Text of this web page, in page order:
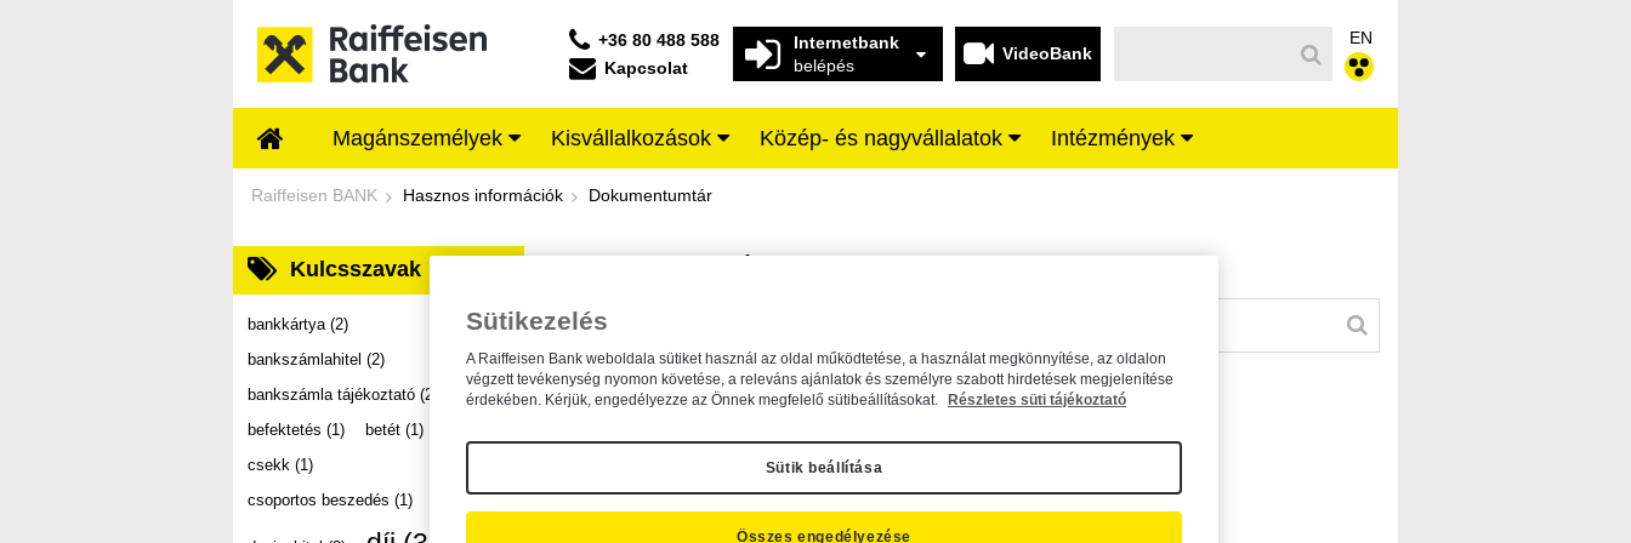
+36 80 488 588
Kapcsolat
Internetbank
belépés
VideoBank
EN
Magánszemélyek Kisvállalkozások Közép- és nagyvállalatok Intézmények
Dokumentumtár - Raiffeisen BANK
Raiffeisen BANK Hasznos információk Dokumentumtár
Kulcsszavak
bankkártya (2)
bankszámlahitel (2)
bankszámla tájékoztató (2)
befektetés (1) betét (1)
csekk (1)
csoportos beszedés (1)
A dokumentum kereséséhez kérjük, írja be a keresőszót a mezőbe.
Sütikezelés
A Raiffeisen Bank weboldala sütiket használ az oldal működtetése, a használat megkönnyítése, az oldalon
végzett tevékenység nyomon követése, a releváns ajánlatok és személyre szabott hirdetések megjelenítése
érdekében. Kérjük, engedélyezze az Önnek megfelelő sütibeállításokat.
Részletes süti tájékoztató
Sütik beállítása
Összes engedélyezése